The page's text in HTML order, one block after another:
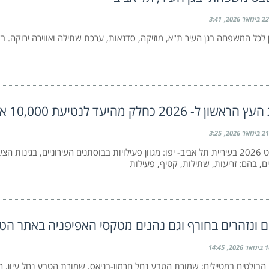
22 בינואר 2026 3:41
לכל המשפחה בגן העיר ת"א, מוזיקה, סדנאות, ערכת שתילה ואווירה ירוקה.
2026 כחלק מהיעד לנטיעת 10,000 אילנות
21 בינואר 2026 3:25
ט"ו בשבט 2026 בעיריית תל אביב- יפו: מגוון פעילויות בבוסתנים העירוניים, בגינות
בהם: זריעות, שתילות, קטיף, פעילות
ונזהרים בחורף וגם נהנים מטקסי האפיפניה באתר
2026
14:45
הבולטים במטיילים: שמורת הטבע נחל חרמון-בניאס, שמורת הטבע נחל עיון,